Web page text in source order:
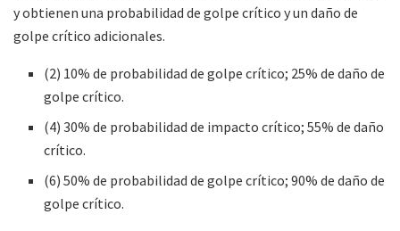
y obtienen una probabilidad de golpe crítico y un daño de
golpe crítico adicionales.
(2) 10% de probabilidad de golpe crítico; 25% de daño de
golpe crítico.
(4) 30% de probabilidad de impacto crítico; 55% de daño
crítico.
(6) 50% de probabilidad de golpe crítico; 90% de daño de
golpe crítico.